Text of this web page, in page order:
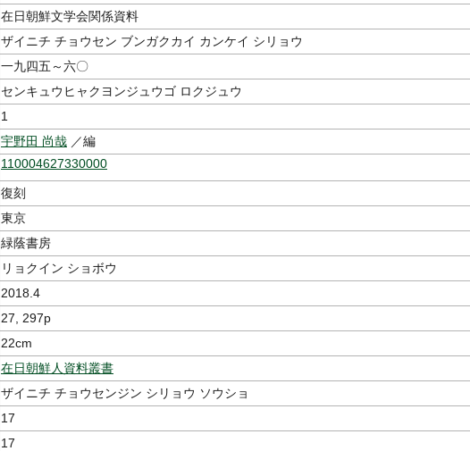
在日朝鮮文学会関係資料
ザイニチ チョウセン ブンガクカイ カンケイ シリョウ
一九四五～六〇
センキュウヒャクヨンジュウゴ ロクジュウ
1
宇野田 尚哉 ／編
110004627330000
復刻
東京
緑蔭書房
リョクイン ショボウ
2018.4
27, 297p
22cm
在日朝鮮人資料叢書
ザイニチ チョウセンジン シリョウ ソウショ
17
17